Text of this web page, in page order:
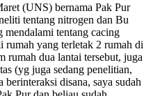
(UNS) bernama Pak Pur
tentang nitrogen dan Bu
tentang cacing
rumah yang terletak 2 rumah di
rumah dua lantai tersebut, juga
(yg juga sedang penelitian,
disana, saya sudah